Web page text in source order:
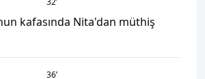
kafasında Nita'dan müthiş
36’